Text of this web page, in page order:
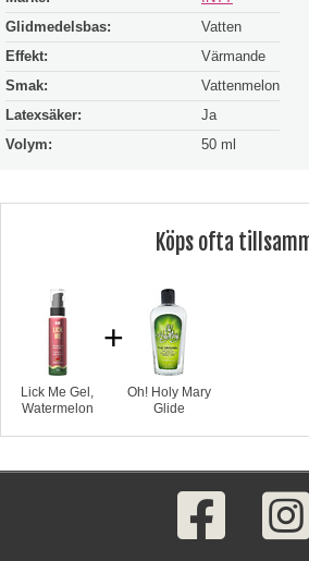
Glidmedelsbas:
Vatten
Effekt:
Värmande
Smak:
Vattenmelon
Latexsäker:
Ja
Volym:
50 ml
Köps ofta
Lick Me Gel,
Watermelon
+
Oh! Holy Mary
Glide